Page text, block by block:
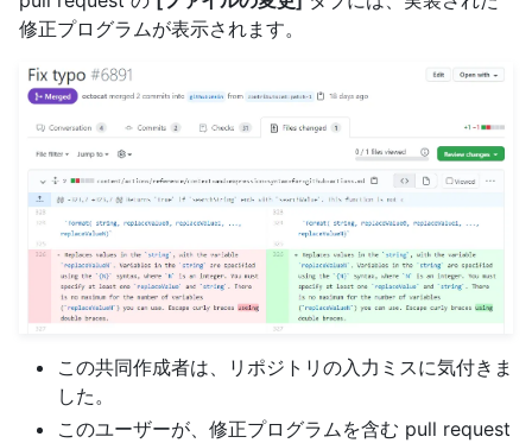
修正プログラムが表示されます。
この共同作成者は、リポジトリの入力ミスに気付きま
した。
このユーザーが、修正プログラムを含む pull request